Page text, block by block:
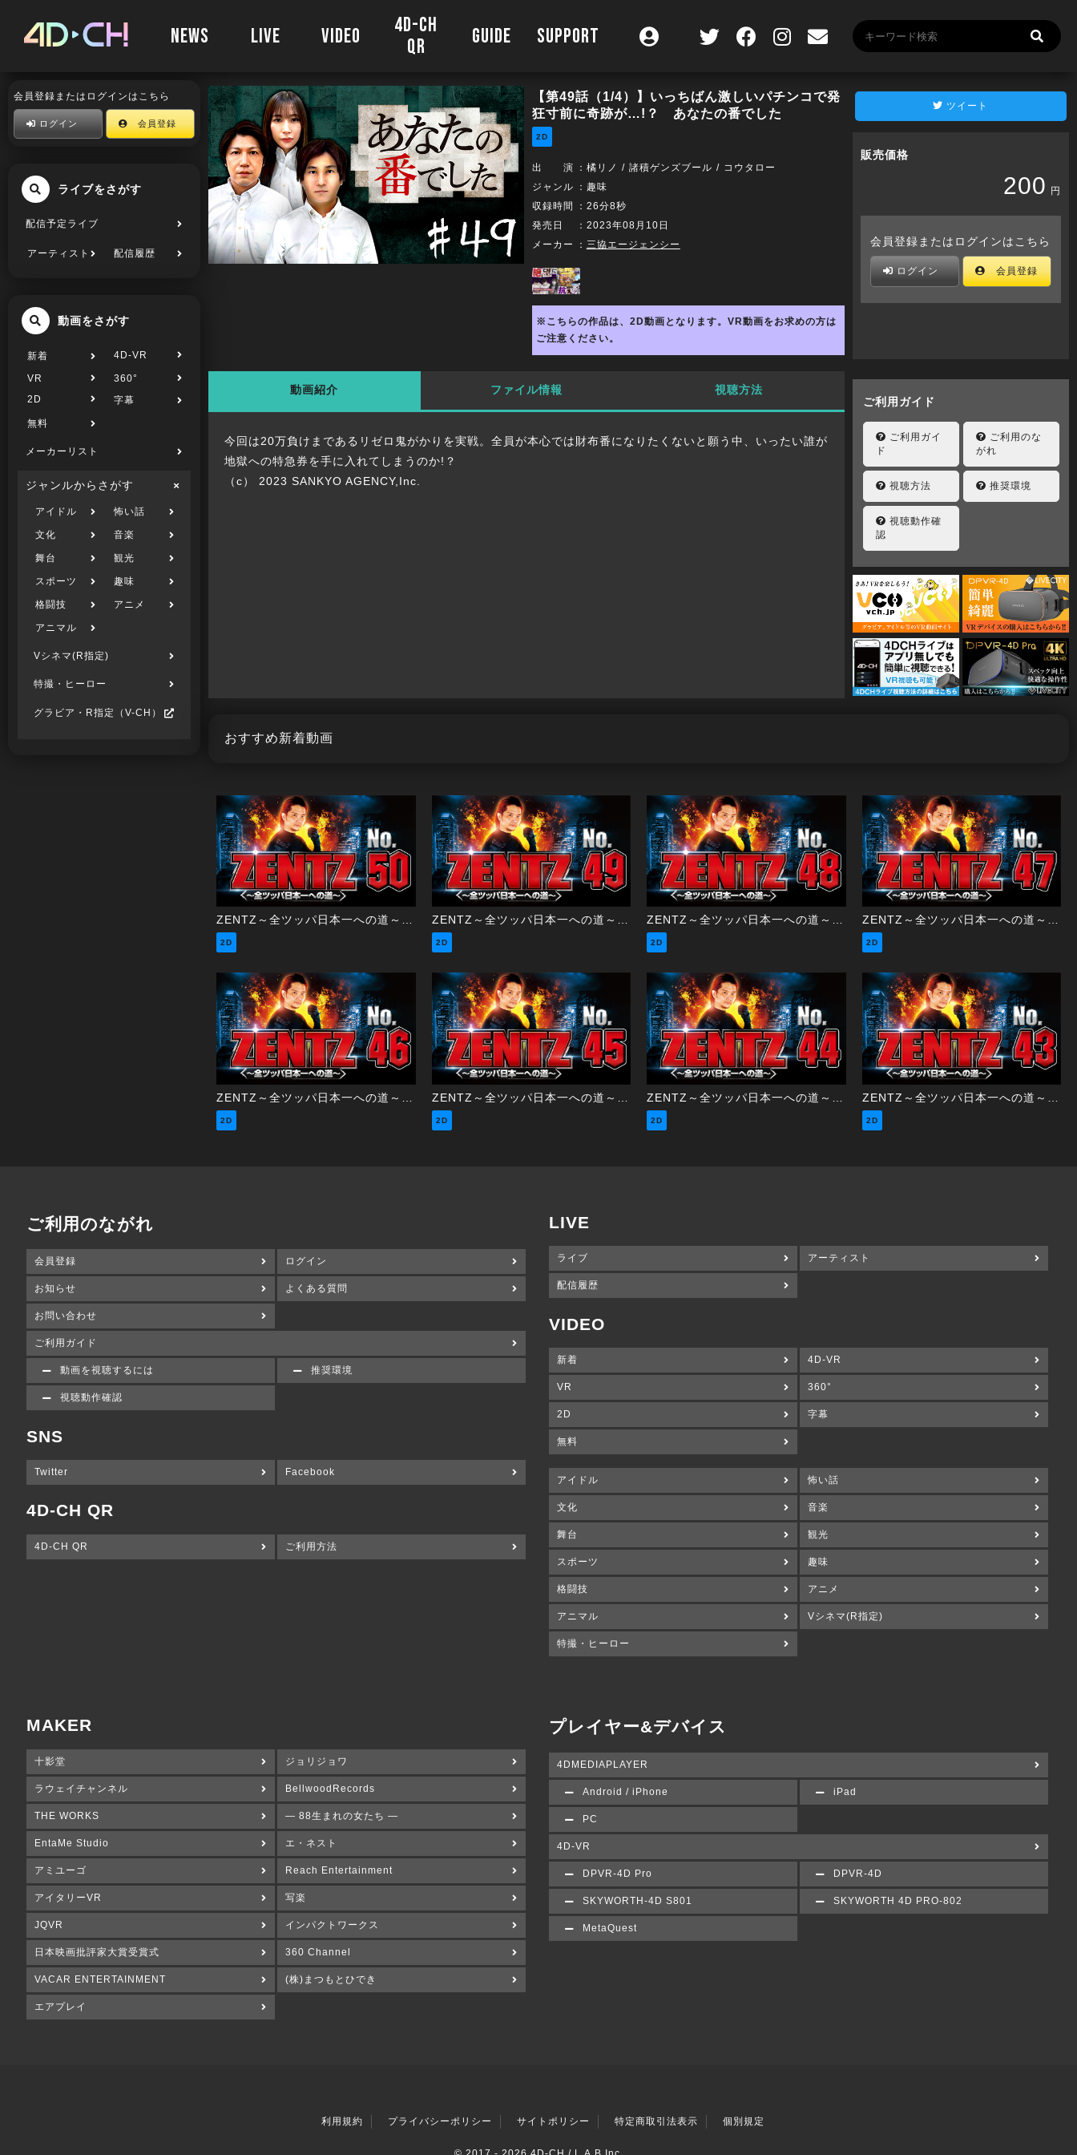
NEWS LIVE VIDEO
4D-CH
QR
GUIDE SUPPORT
会員登録またはログインはこちら
ログイン 会員登録
ライブをさがす
配信予定ライブ
アーティスト 配信履歴
動画をさがす
新着 4D-VR
VR
360°
2D
字幕
無料
メーカーリスト
ジャンルからさがす
アイドル 怖い話
文化 音楽
舞台 観光
スポーツ 趣味
格闘技 アニメ
アニマル
Vシネマ(R指定)
特撮・ヒーロー
グラビア・R指定（V-CH）
【第49話（1/4）】いっちばん激しいパチンコで発
狂寸前に奇跡が…!？ あなたの番でした
2D
出 演 ： 橘リノ 諸積ゲンズブール
コウタロー
ジャンル
：趣味
収録時間
：26分8秒
発売日
：2023年08月10日
メーカー
： 三協エージェンシー
※こちらの作品は、2D動画となります。VR動画をお求めの方は
ご注意ください。
ツイート
販売価格
200 円
会員登録またはログインはこちら
ログイン 会員登録
動画紹介 ファイル情報 視聴方法
今回は20万負けまであるリゼロ鬼がかりを実戦。全員が本心では財布番になりたくないと願う中、いったい誰が
地獄への特急券を手に入れてしまうのか!？
（c） 2023 SANKYO AGENCY,Inc.
ご利用ガイド
ご利用ガイ
ド
ご利用のな
がれ
視聴方法 推奨環境
視聴動作確
認
おすすめ新着動画
ZENTZ～全ツッパ日本一への道～ 第50話（2/2）
2D
ZENTZ～全ツッパ日本一への道～ 第49話（1/2）
2D
ZENTZ～全ツッパ日本一への道～ 第48話（2/2）
2D
ZENTZ～全ツッパ日本一への道～ 第47話（1/2）
2D
ZENTZ～全ツッパ日本一への道～ 第46話（2/2）
2D
ZENTZ～全ツッパ日本一への道～ 第45話（1/2）
2D
ZENTZ～全ツッパ日本一への道～ 第44話（2/2）
2D
ZENTZ～全ツッパ日本一への道～ 第43話（1/2）
2D
ご利用のながれ
会員登録 ログイン
お知らせ よくある質問
お問い合わせ
ご利用ガイド
動画を視聴するには 推奨環境
視聴動作確認
SNS
Twitter Facebook
4D-CH QR
4D-CH QR ご利用方法
LIVE
ライブ アーティスト
配信履歴
VIDEO
新着 4D-VR
VR 360°
2D 字幕
無料
アイドル 怖い話
文化 音楽
舞台 観光
スポーツ 趣味
格闘技 アニメ
アニマル Vシネマ(R指定)
特撮・ヒーロー
MAKER
十影堂 ジョリジョワ
ラウェイチャンネル BellwoodRecords
THE WORKS ― 88生まれの女たち ―
EntaMe Studio エ・ネスト
アミユーゴ Reach Entertainment
アイタリーVR 写楽
JQVR インパクトワークス
日本映画批評家大賞受賞式 360 Channel
VACAR ENTERTAINMENT (株)まつもとひでき
エアプレイ
プレイヤー&デバイス
4DMEDIAPLAYER
Android / iPhone iPad
PC
4D-VR
DPVR-4D Pro DPVR-4D
SKYWORTH-4D S801 SKYWORTH 4D PRO-802
MetaQuest
利用規約 プライバシーポリシー サイトポリシー 特定商取引法表示 個別規定
© 2017 - 2026 4D-CH / L.A.B Inc.